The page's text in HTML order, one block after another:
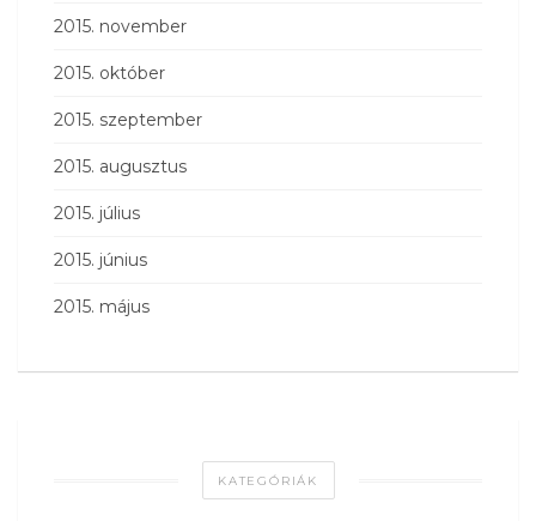
2015. november
2015. október
2015. szeptember
2015. augusztus
2015. július
2015. június
2015. május
KATEGÓRIÁK